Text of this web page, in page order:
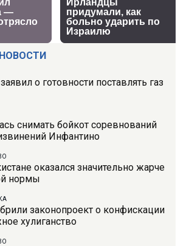
о готовности поставлять газ
снимать бойкот соревнований
Инфантино
оказался значительно жарче
нормы
законопроект о конфискации
хулиганство